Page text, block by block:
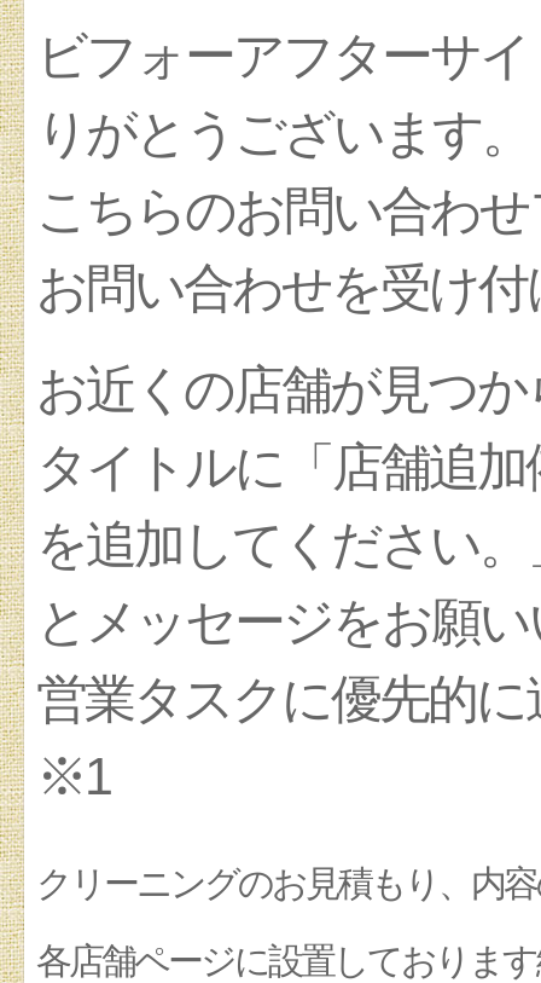
ビフォーアフターサ
りがとうございます。
こちらのお問い合わ
お問い合わせを受け
お近くの店舗が見つ
タイトルに「店舗追
を追加してください。
とメッセージをお願
営業タスクに優先的
※1
クリーニングのお見積もり、内
各店舗ページに設置しておりま